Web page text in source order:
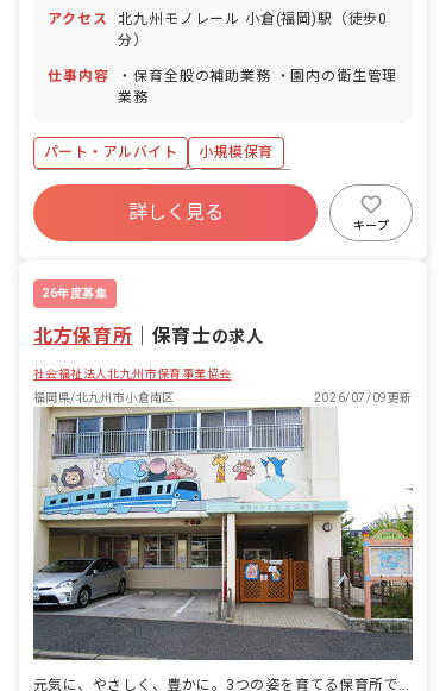
アクセス
北九州モノレール 小倉(福岡)駅（徒歩0
分）
仕事内容
・保育全般の補助業務 ・園内の衛生管理
業務
パート・アルバイト
小規模保育
社会保険完備
有給
退職金制度
昇給昇進あり
駅近5分以内
詳しく見る
キープ
26年度募集
北方保育所 保育士の求人
社会福祉法人北九州市保育事業協会
福岡県/北九州市小倉南区
2026/07/09更新